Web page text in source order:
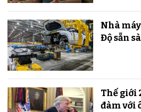
Nhà
Độ sẵn
Thế giới
đàm với